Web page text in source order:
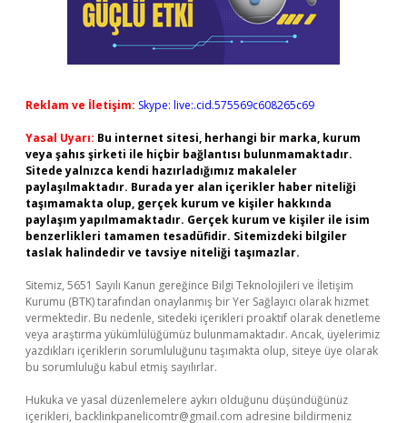
Reklam ve İletişim: Skype: live:.cid.575569c608265c69
Yasal Uyarı: Bu internet sitesi, herhangi bir marka, kurum
veya şahıs şirketi ile hiçbir bağlantısı bulunmamaktadır.
Sitede yalnızca kendi hazırladığımız makaleler
paylaşılmaktadır. Burada yer alan içerikler haber niteliği
taşımamakta olup, gerçek kurum ve kişiler hakkında
paylaşım yapılmamaktadır. Gerçek kurum ve kişiler ile isim
benzerlikleri tamamen tesadüfidir. Sitemizdeki bilgiler
taslak halindedir ve tavsiye niteliği taşımazlar.
Sitemiz, 5651 Sayılı Kanun gereğince Bilgi Teknolojileri ve İletişim
Kurumu (BTK) tarafından onaylanmış bir Yer Sağlayıcı olarak hizmet
vermektedir. Bu nedenle, sitedeki içerikleri proaktif olarak denetleme
veya araştırma yükümlülüğümüz bulunmamaktadır. Ancak, üyelerimiz
yazdıkları içeriklerin sorumluluğunu taşımakta olup, siteye üye olarak
bu sorumluluğu kabul etmiş sayılırlar.
Hukuka ve yasal düzenlemelere aykırı olduğunu düşündüğünüz
içerikleri, backlinkpanelicomtr@gmail.com adresine bildirmeniz